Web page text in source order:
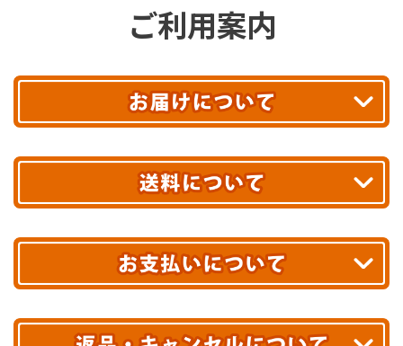
ご利用案内
最短翌日お届け!
あす着エリアが対象です。
エリアやお届け日の確認はこちら▶
※ 配送業者による配送遅延が生じる可能性がございます。
※ 沖縄・離島はお届けできません。
送料無料!
10,000円未満 全国一律1,100円(税込)
配送業者
クレジットカード